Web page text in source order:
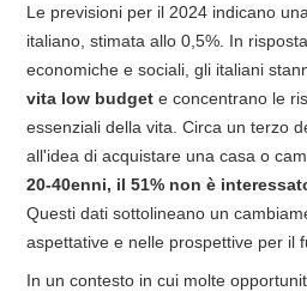
Le previsioni per il 2024 indicano
italiano, stimata allo 0,5%. In
economiche e sociali, gli italiani
vita low budget e concentrano le
essenziali della vita. Circa un terzo
all'idea di acquistare una casa o
20-40enni, il 51% non è
Questi dati sottolineano un
aspettative e nelle prospettive per il
In un contesto in cui molte